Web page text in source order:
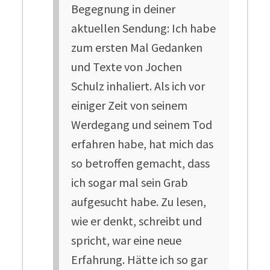
Begegnung in deiner
aktuellen Sendung: Ich habe
zum ersten Mal Gedanken
und Texte von Jochen
Schulz inhaliert. Als ich vor
einiger Zeit von seinem
Werdegang und seinem Tod
erfahren habe, hat mich das
so betroffen gemacht, dass
ich sogar mal sein Grab
aufgesucht habe. Zu lesen,
wie er denkt, schreibt und
spricht, war eine neue
Erfahrung. Hätte ich so gar